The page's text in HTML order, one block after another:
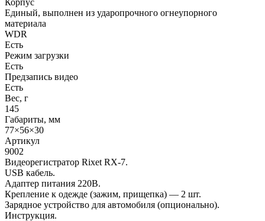
Единый, выполнен из ударопрочного огнеупорного
материала
WDR
Есть
Режим загрузки
Есть
Предзапись видео
Есть
Вес, г
145
Габариты, мм
77×56×30
Артикул
9002
Видеорегистратор Rixet RX-7.
USB кабель.
Адаптер питания 220В.
Крепление к одежде (зажим, прищепка) — 2 шт.
Зарядное устройство для автомобиля (опционально).
Инструкция.